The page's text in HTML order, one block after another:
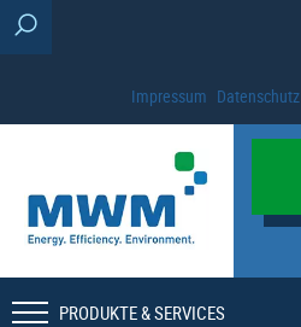
Impressum Datenschutz
PRODUKTE & SERVICES